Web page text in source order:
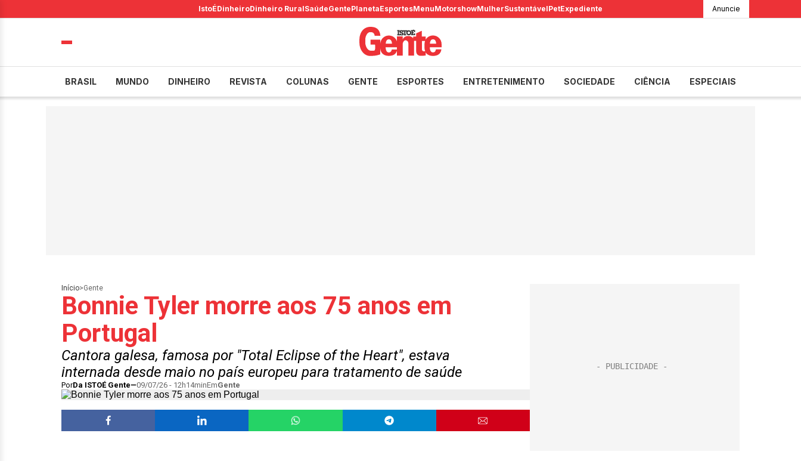
IstoÉDinheiroDinheiro RuralSaúdeGentePlanetaEsportesMenuMotorshowMulherSustentávelPetExpediente Anuncie
BRASIL MUNDO DINHEIRO REVISTA COLUNAS GENTE ESPORTES ENTRETENIMENTO SOCIEDADE CIÊNCIA ESPECIAIS
Início>Gente
Bonnie Tyler morre aos 75 anos em
Portugal
Cantora galesa, famosa por "Total Eclipse of the Heart", estava
internada desde maio no país europeu para tratamento de saúde
PorDa ISTOÉ Gente 09/07/26 - 12h14minEmGente